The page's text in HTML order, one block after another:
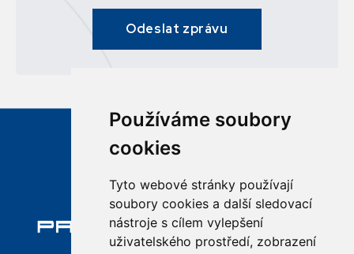
Používáme soubory
cookies
Tyto webové stránky používají
soubory cookies a další sledovací
nástroje s cílem vylepšení
uživatelského prostředí, zobrazení
Odeslat zprávu